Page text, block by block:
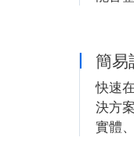
簡易
快速
決方
實體